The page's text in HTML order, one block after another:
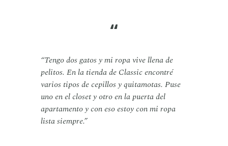
“
“Tengo dos gatos y mi ropa vive llena de
pelitos. En la tienda de Classic encontré
varios tipos de cepillos y quitamotas. Puse
uno en el closet y otro en la puerta del
apartamento y con eso estoy con mi ropa
lista siempre.”